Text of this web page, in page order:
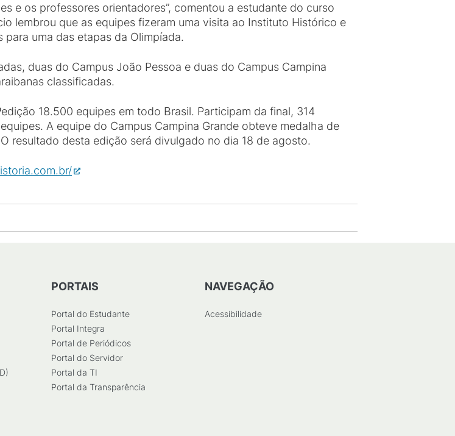
e os professores orientadores”, comentou a estudante do curso
lembrou que as equipes fizeram uma visita ao Instituto Histórico e
uma das etapas da Olimpíada.
duas do Campus João Pessoa e duas do Campus Campina
classificadas.
18.500 equipes em todo Brasil. Participam da final, 314
A equipe do Campus Campina Grande obteve medalha de
resultado desta edição será divulgado no dia 18 de agosto.
PORTAIS
Portal do Estudante
Portal Integra
Portal de Periódicos
Portal do Servidor
Portal da TI
Portal da Transparência
NAVEGAÇÃO
Acessibilidade